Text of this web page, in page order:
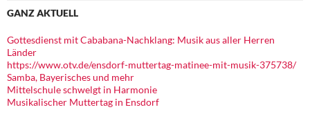
GANZ AKTUELL
Gottesdienst mit Cababana-Nachklang: Musik aus aller Herren
Länder
https://www.otv.de/ensdorf-muttertag-matinee-mit-musik-375738/
Samba, Bayerisches und mehr
Mittelschule schwelgt in Harmonie
Musikalischer Muttertag in Ensdorf